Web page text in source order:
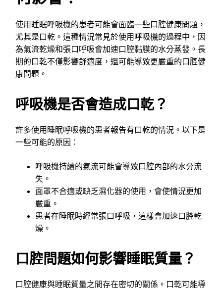
使用睡眠呼吸機的患者可能會面臨一些口腔健康問題，
尤其是口乾。這種情況常見於使用呼吸機的過程中，因
為氣流乾燥和張口呼吸會加速口腔黏膜的水分蒸發。長
期的口乾不僅影響舒適度，還可能導致更嚴重的口腔健
康問題。
呼吸機是否會造成口乾？
許多使用睡眠呼吸機的患者報告有口乾的情況。以下是
一些可能的原因：
呼吸機持續的氣流可能會導致口腔內部的水分流
失。
面罩不合適或缺乏濕化器的使用，會使情況更加
嚴重。
患者在睡眠時經常張口呼吸，這樣會加速口腔乾
燥。
口腔問題如何影響睡眠質量？
口腔健康與睡眠質量之間存在密切的關係。口乾可能導